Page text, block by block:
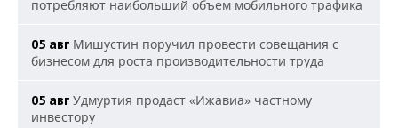
потребляют наибольший объем мобильного трафика
05 авг Мишустин поручил провести совещания с
бизнесом для роста производительности труда
05 авг Удмуртия продаст «Ижавиа» частному
инвестору